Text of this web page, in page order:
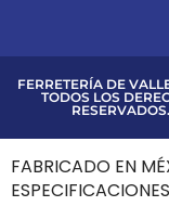
FERRETERÍA DE
TODOS LOS
RESERVADOS.
FABRICADO EN